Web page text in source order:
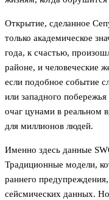
Открытие, сделанное
только академическое
года, к счастью,
районе, и человеческие
если подобное событие
или западного
очаг цунами в реальном
для миллионов людей.
Именно здесь данные
Традиционные модели,
раннего
сейсмических данных.